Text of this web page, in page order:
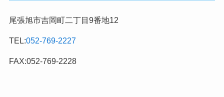
尾張旭市吉岡町二丁目9番地12
TEL:052-769-2227
FAX:052-769-2228